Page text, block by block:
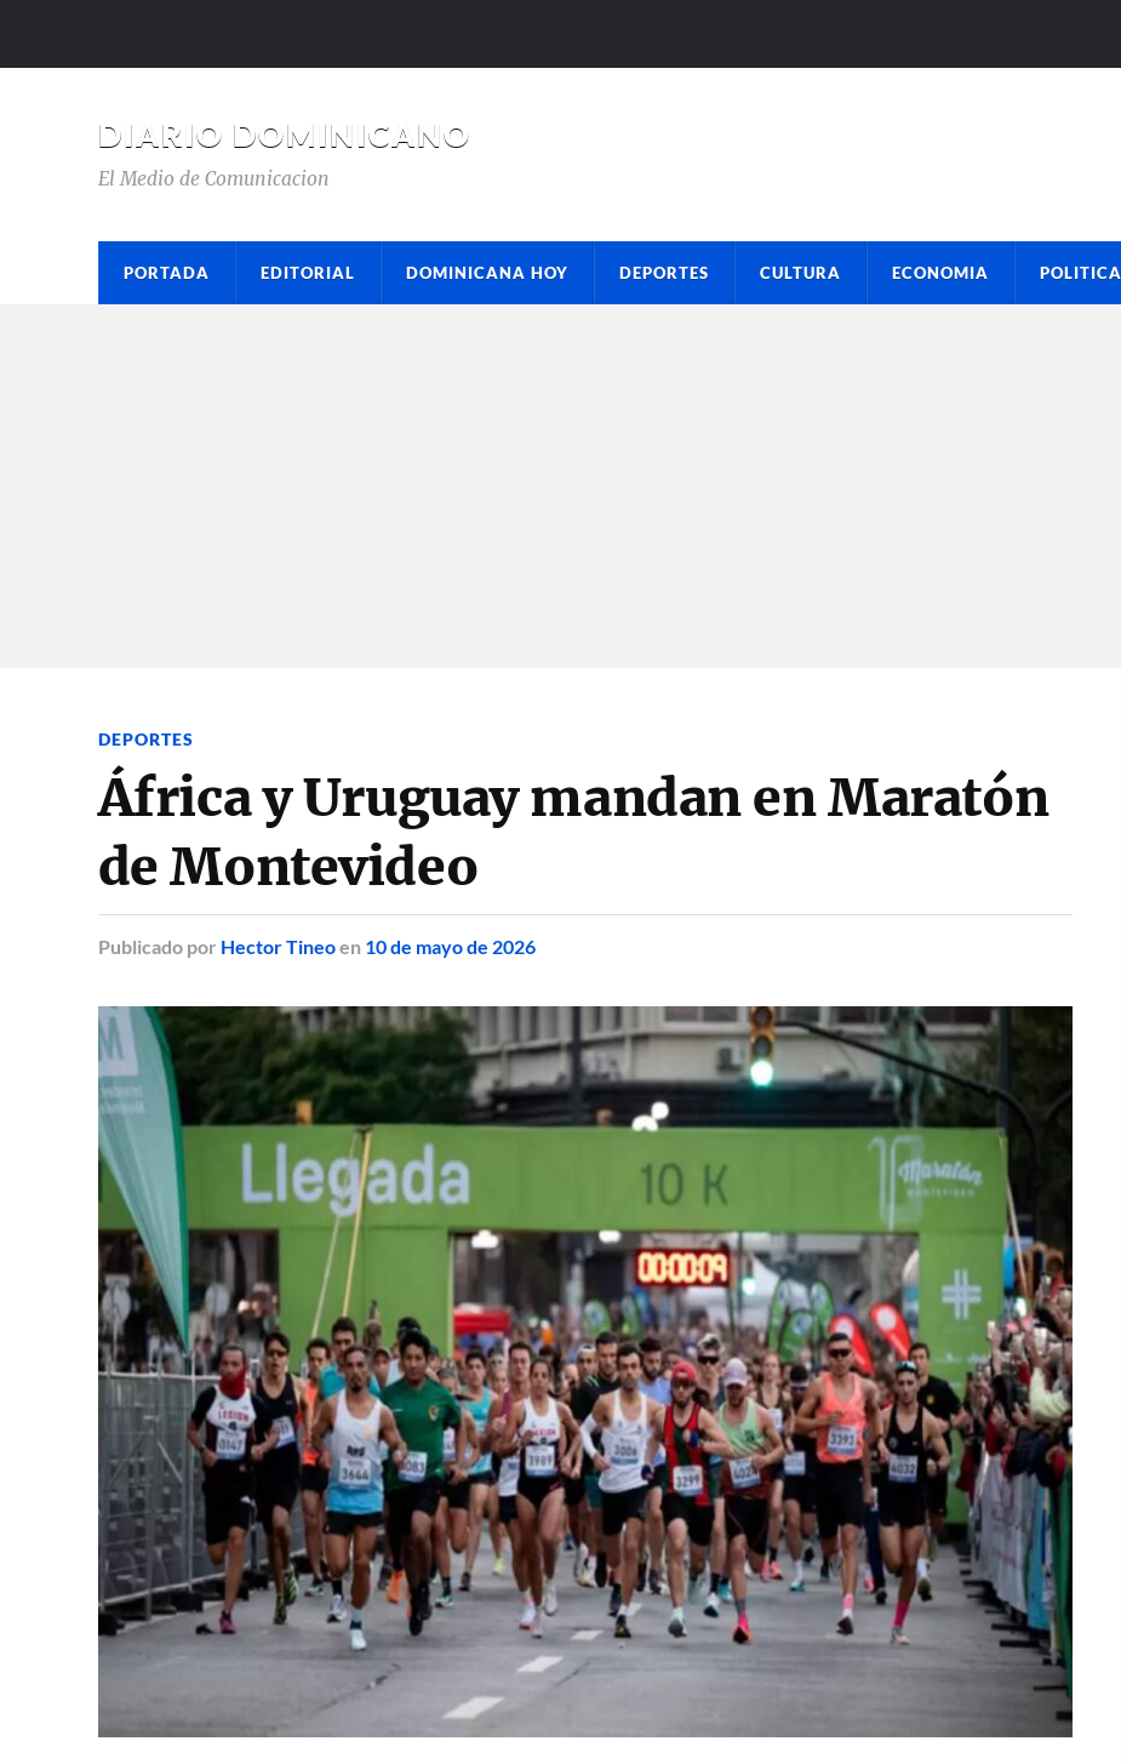
DIARIO DOMINICANO
El Medio de Comunicacion
PORTADA EDITORIAL DOMINICANA HOY DEPORTES CULTURA ECONOMIA POLITICA
DEPORTES
África y Uruguay mandan en Maratón
de Montevideo
Publicado por Hector Tineoen 10 de mayo de 2026